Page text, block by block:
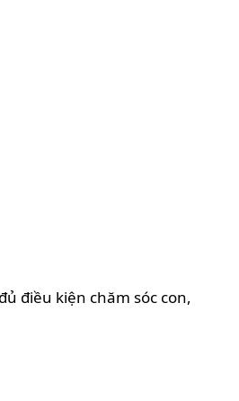
điều kiện chăm sóc con,